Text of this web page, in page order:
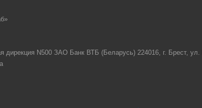
дирекция N500 ЗАО Банк ВТБ (Беларусь) 224016, г. Брест,